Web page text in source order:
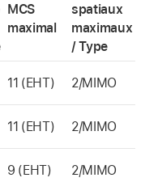
MCS
maximal
spatiaux
maximaux
/ Type
11 (EHT) 2/MIMO
11 (EHT) 2/MIMO
9 (EHT) 2/MIMO